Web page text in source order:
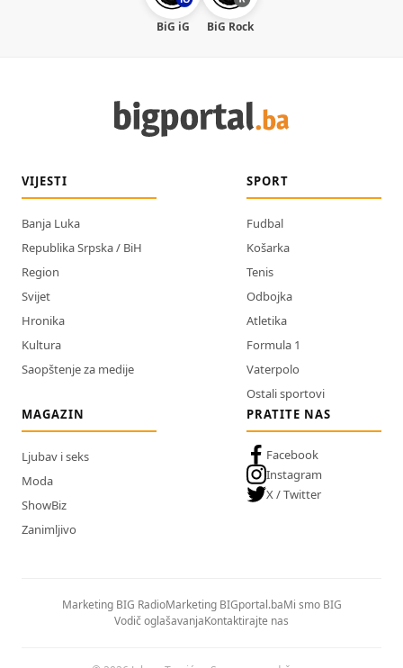
BiG iG BiG Rock
VIJESTI
Banja Luka
Republika Srpska / BiH
Region
Svijet
Hronika
Kultura
Saopštenje za medije
SPORT
Fudbal
Košarka
Tenis
Odbojka
Atletika
Formula 1
Vaterpolo
Ostali sportovi
MAGAZIN
Ljubav i seks
Moda
ShowBiz
Zanimljivo
PRATITE NAS
Facebook
Instagram
X / Twitter
Marketing BIG RadioMarketing BIGportal.baMi smo BIG
Vodič oglašavanjaKontaktirajte nas